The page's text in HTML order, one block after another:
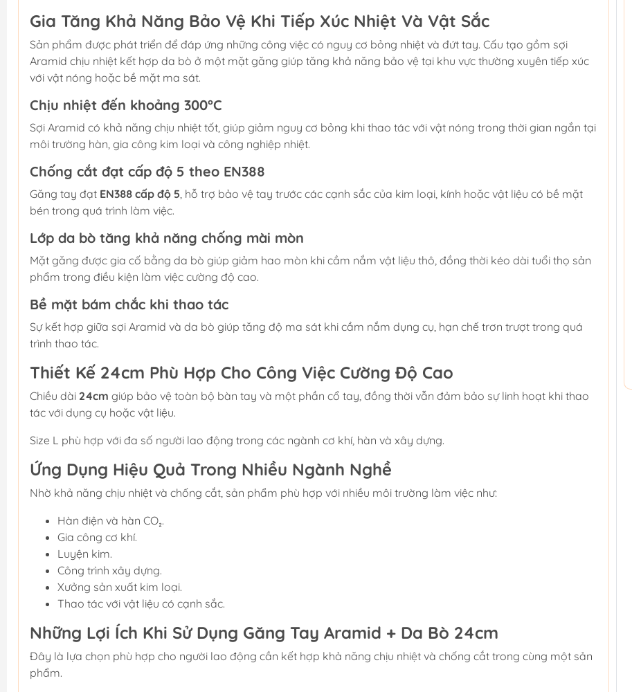
Gia Tăng Khả Năng Bảo Vệ Khi Tiếp Xúc Nhiệt Và Vật Sắc
Sản phẩm được phát triển để đáp ứng những công việc có nguy cơ bỏng nhiệt và đứt tay. Cấu tạo gồm sợi
Aramid chịu nhiệt kết hợp da bò ở một mặt găng giúp tăng khả năng bảo vệ tại khu vực thường xuyên tiếp xúc
với vật nóng hoặc bề mặt ma sát.
Chịu nhiệt đến khoảng 300°C
Sợi Aramid có khả năng chịu nhiệt tốt, giúp giảm nguy cơ bỏng khi thao tác với vật nóng trong thời gian ngắn tại
môi trường hàn, gia công kim loại và công nghiệp nhiệt.
Chống cắt đạt cấp độ 5 theo EN388
Găng tay đạt EN388 cấp độ 5, hỗ trợ bảo vệ tay trước các cạnh sắc của kim loại, kính hoặc vật liệu có bề mặt
bén trong quá trình làm việc.
Lớp da bò tăng khả năng chống mài mòn
Mặt găng được gia cố bằng da bò giúp giảm hao mòn khi cầm nắm vật liệu thô, đồng thời kéo dài tuổi thọ sản
phẩm trong điều kiện làm việc cường độ cao.
Bề mặt bám chắc khi thao tác
Sự kết hợp giữa sợi Aramid và da bò giúp tăng độ ma sát khi cầm nắm dụng cụ, hạn chế trơn trượt trong quá
trình thao tác.
Thiết Kế 24cm Phù Hợp Cho Công Việc Cường Độ Cao
Chiều dài 24cm giúp bảo vệ toàn bộ bàn tay và một phần cổ tay, đồng thời vẫn đảm bảo sự linh hoạt khi thao
tác với dụng cụ hoặc vật liệu.
Size L phù hợp với đa số người lao động trong các ngành cơ khí, hàn và xây dựng.
Ứng Dụng Hiệu Quả Trong Nhiều Ngành Nghề
Nhờ khả năng chịu nhiệt và chống cắt, sản phẩm phù hợp với nhiều môi trường làm việc như:
Hàn điện và hàn CO₂.
Gia công cơ khí.
Luyện kim.
Công trình xây dựng.
Xưởng sản xuất kim loại.
Thao tác với vật liệu có cạnh sắc.
Những Lợi Ích Khi Sử Dụng Găng Tay Aramid + Da Bò 24cm
Đây là lựa chọn phù hợp cho người lao động cần kết hợp khả năng chịu nhiệt và chống cắt trong cùng một sản
phẩm.